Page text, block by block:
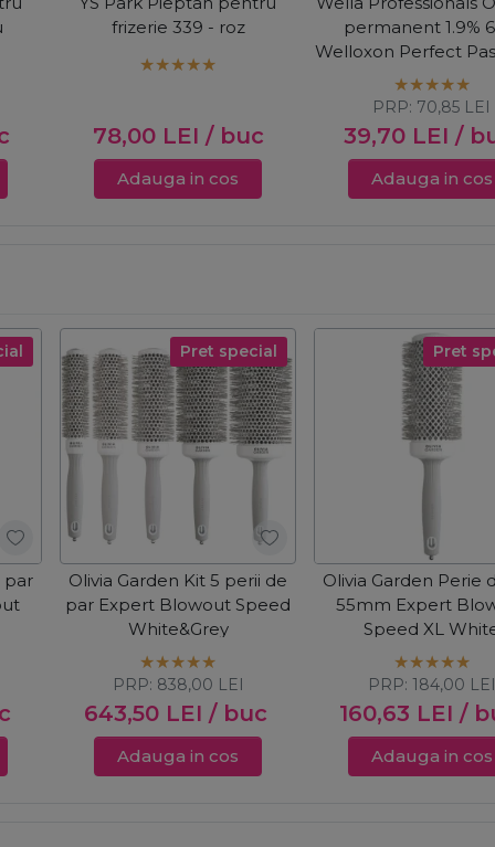
frizerie 339 - roz
78,00 LEI / buc
Adauga in cos
permanent 1.9%
Welloxon Perfect
1000ml
39,70 LEI /
PRP: 70,85 LEI
Adauga in cos
par
Pret special
Olivia Garden Kit 5 perii de
par Expert Blowout Speed
White&Grey
643,50 LEI / buc
PRP: 838,00 LEI
Adauga in cos
Pret
Olivia Garden Perie
55mm Expert
Speed XL
160,63 LEI /
PRP: 184,00 LEI
Adauga in cos